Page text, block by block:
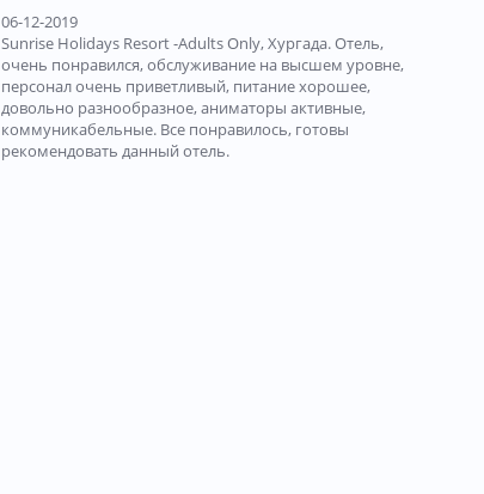
06-12-2019
Sunrise Holidays Resort -Adults Only, Хургада. Отель,
очень понравился, обслуживание на высшем уровне,
персонал очень приветливый, питание хорошее,
довольно разнообразное, аниматоры активные,
коммуникабельные. Все понравилось, готовы
рекомендовать данный отель.